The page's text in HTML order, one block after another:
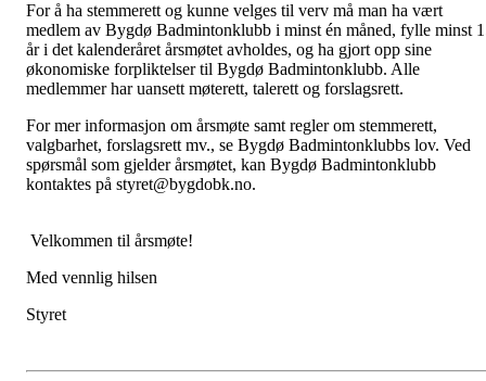
For å ha stemmerett og kunne velges til verv må man ha vært
medlem av Bygdø Badmintonklubb i minst én måned, fylle minst
år i det kalenderåret årsmøtet avholdes, og ha gjort opp sine
økonomiske forpliktelser til Bygdø Badmintonklubb. Alle
medlemmer har uansett møterett, talerett og forslagsrett.
For mer informasjon om årsmøte samt regler om stemmerett,
valgbarhet, forslagsrett mv., se Bygdø Badmintonklubbs lov. Ved
spørsmål som gjelder årsmøtet, kan Bygdø Badmintonklubb
kontaktes på styret@bygdobk.no.
Velkommen til årsmøte!
Med vennlig hilsen
Styret